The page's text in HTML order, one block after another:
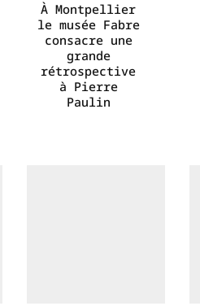
À Montpellier
le musée Fabre
consacre une
grande
rétrospective
à Pierre
Paulin